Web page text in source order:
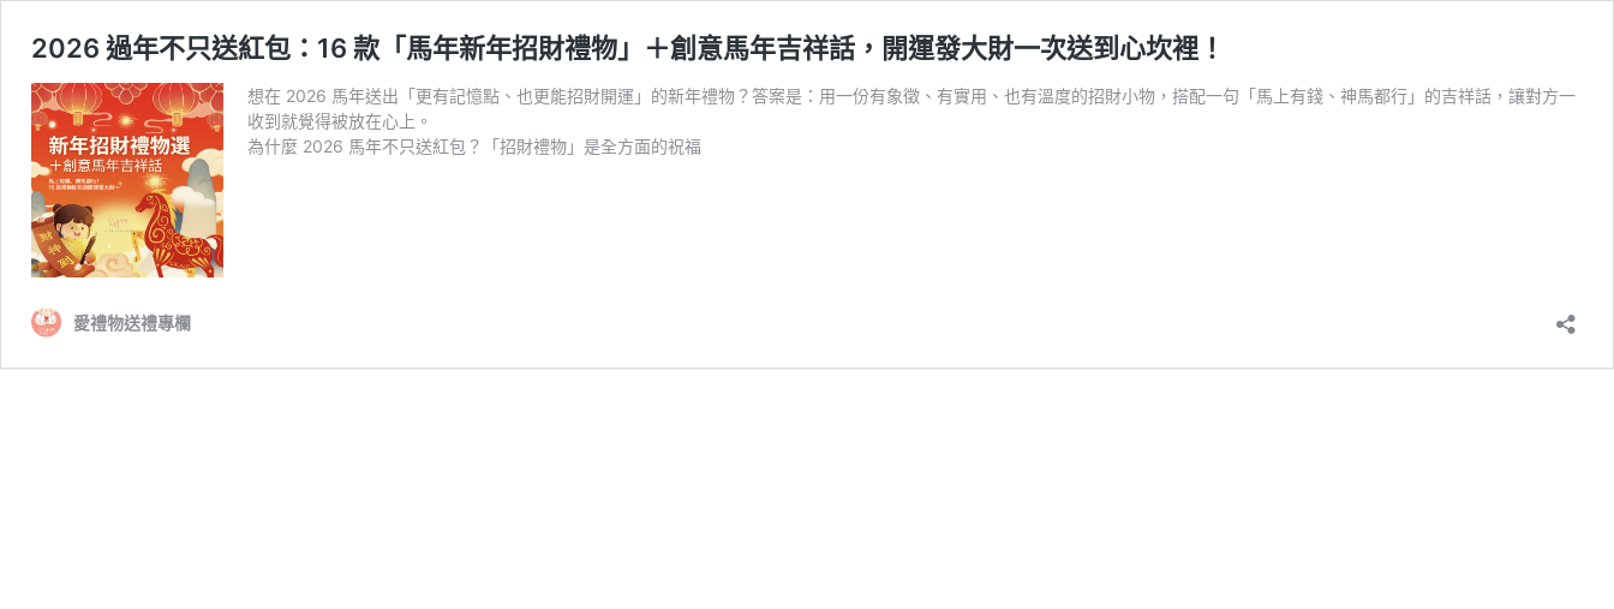
2026 過年不只送紅包：16 款「馬年新年招財禮物」＋創意馬年吉祥話，開運發大財一次送到心坎裡！
想在 2026 馬年送出「更有記憶點、也更能招財開運」的新年禮物？答案是：用一份有象徵、有實用、也有溫度的招財小物，搭配一句「馬上有錢、神馬都行」的吉祥話，讓對方一
收到就覺得被放在心上。
為什麼 2026 馬年不只送紅包？「招財禮物」是全方面的祝福
愛禮物送禮專欄